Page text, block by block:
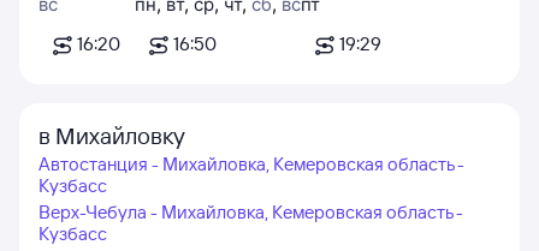
16:20
16:50
19:29
в Михайловку
Автостанция - Михайловка, Кемеровская область -
Кузбасс
Верх-Чебула - Михайловка, Кемеровская область -
Кузбасс